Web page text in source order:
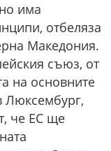
има
отбеляза
Македония.
съюз, от
на основните
Люксембург,
че ЕС ще